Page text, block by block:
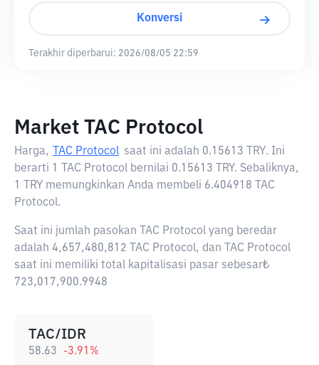
Konversi
Terakhir diperbarui: 2026/08/05 22:59
Market TAC Protocol
Harga, TAC Protocol saat ini adalah 0.15613 TRY. Ini
berarti 1 TAC Protocol bernilai 0.15613 TRY. Sebaliknya,
1 TRY memungkinkan Anda membeli 6.404918 TAC
Protocol.
Saat ini jumlah pasokan TAC Protocol yang beredar
adalah 4,657,480,812 TAC Protocol, dan TAC Protocol
saat ini memiliki total kapitalisasi pasar sebesar₺
723,017,900.9948
TAC/IDR
58.63 -3.91 %